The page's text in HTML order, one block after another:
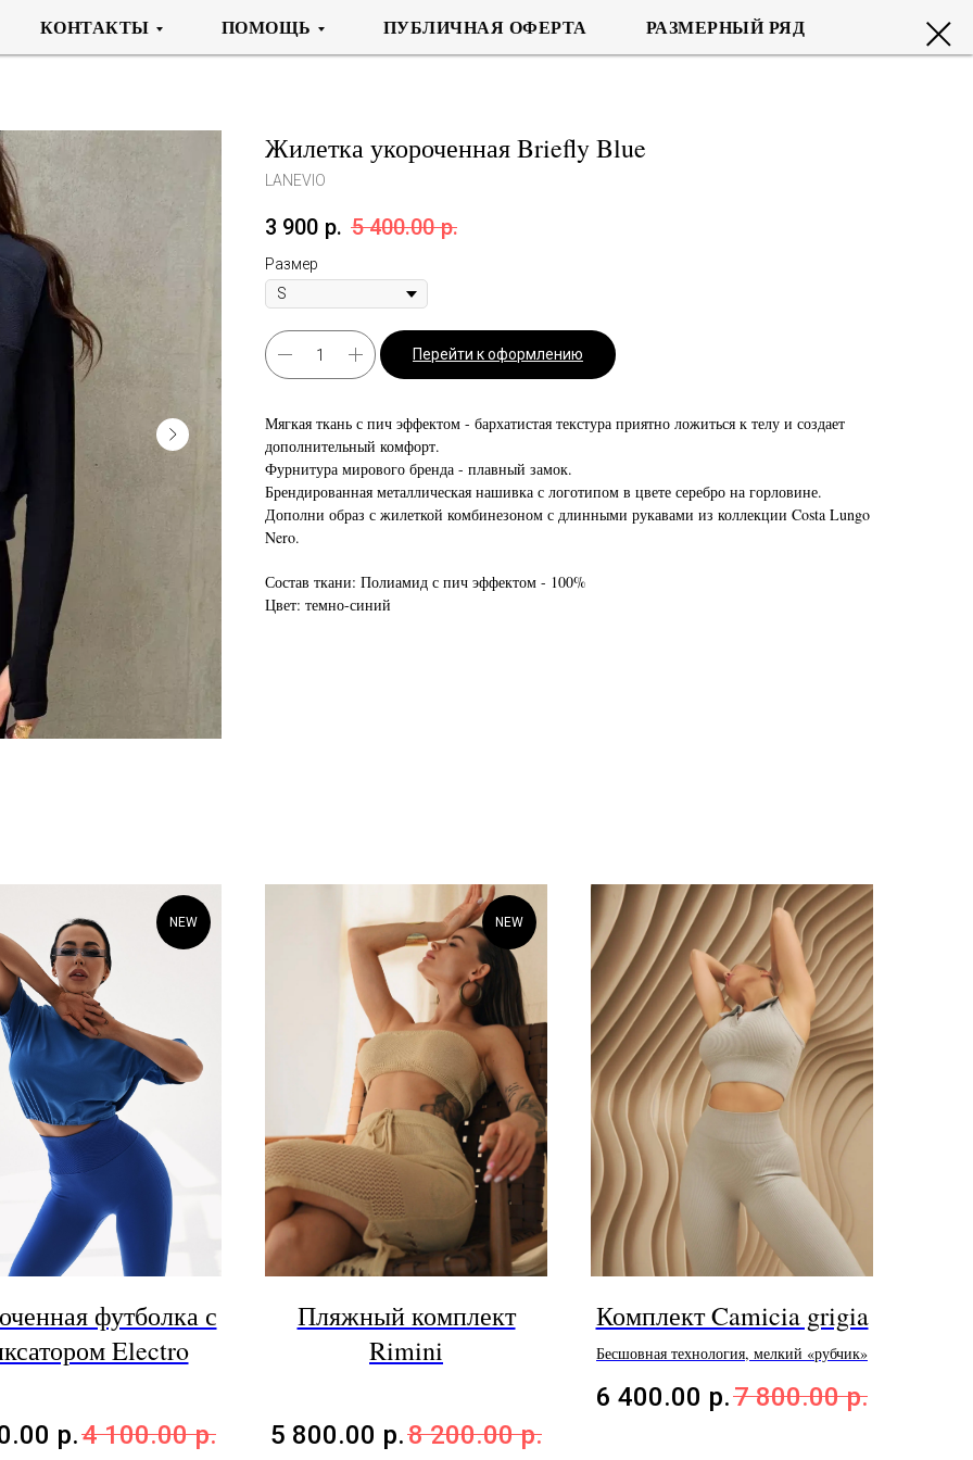
Жилетка укороченная Briefly Blue
LANEVIO
3 900 р. 5 400.00 р.
Размер
Перейти к оформлению
Мягкая ткань с пич эффектом - бархатистая текстура приятно ложиться к телу и создает
дополнительный комфорт.
Фурнитура мирового бренда - плавный замок.
Брендированная металлическая нашивка с логотипом в цвете серебро на горловине.
Дополни образ с жилеткой комбинезоном с длинными рукавами из коллекции Costa Lungo
Nero.
Состав ткани: Полиамид с пич эффектом - 100%
Цвет: темно-синий
NEW
футболка с
Electro
р.4 100.00 р.
NEW
Пляжный комплект
Rimini
5 800.00 р.8 200.00 р.
Комплект Camicia grigia
Бесшовная технология, мелкий «рубчик»
6 400.00 р.7 800.00 р.
КОНТАКТЫ ПОМОЩЬ ПУБЛИЧНАЯ ОФЕРТА РАЗМЕРНЫЙ РЯД